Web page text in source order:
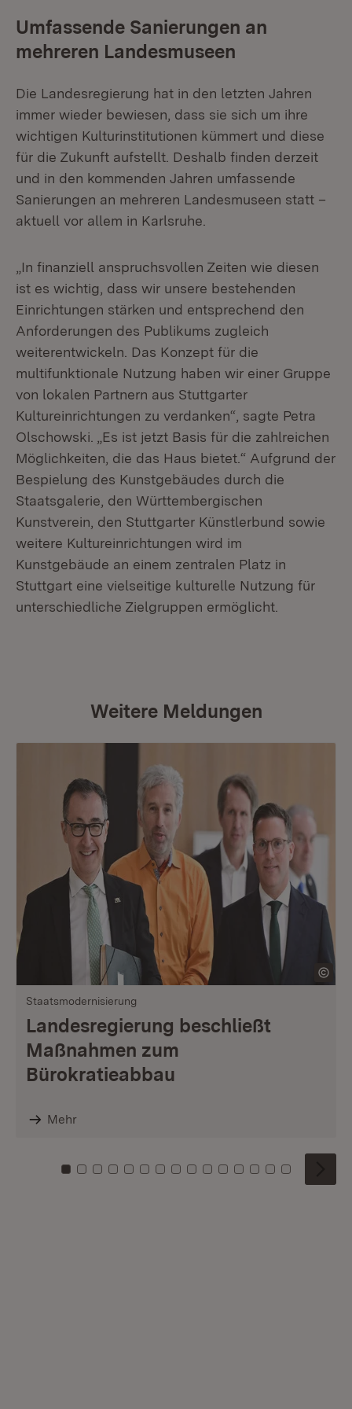
Umfassende Sanierungen an
mehreren Landesmuseen
Die Landesregierung hat in den letzten Jahren
immer wieder bewiesen, dass sie sich um ihre
wichtigen Kulturinstitutionen kümmert und diese
für die Zukunft aufstellt. Deshalb finden derzeit
und in den kommenden Jahren umfassende
Sanierungen an mehreren Landesmuseen statt –
aktuell vor allem in Karlsruhe.
„In finanziell anspruchsvollen Zeiten wie diesen
ist es wichtig, dass wir unsere bestehenden
Einrichtungen stärken und entsprechend den
Anforderungen des Publikums zugleich
weiterentwickeln. Das Konzept für die
multifunktionale Nutzung haben wir einer Gruppe
von lokalen Partnern aus Stuttgarter
Kultureinrichtungen zu verdanken“, sagte Petra
Olschowski. „Es ist jetzt Basis für die zahlreichen
Möglichkeiten, die das Haus bietet.“ Aufgrund der
Bespielung des Kunstgebäudes durch die
Staatsgalerie, den Württembergischen
Kunstverein, den Stuttgarter Künstlerbund sowie
weitere Kultureinrichtungen wird im
Kunstgebäude an einem zentralen Platz in
Stuttgart eine vielseitige kulturelle Nutzung für
unterschiedliche Zielgruppen ermöglicht.
Weitere Meldungen
Staatsmodernisierung
Landesregierung beschließt
Maßnahmen zum
Bürokratieabbau
Mehr
Zu Kachel: 0
Zu Kachel: 1
Zu Kachel: 2
Zu Kachel: 3
Zu Kachel: 4
Zu Kachel: 5
Zu Kachel: 6
Zu Kachel: 7
Zu Kachel: 8
Zu Kachel: 9
Zu Kachel: 10
Zu Kachel: 11
Zu Kachel: 12
Zu Kachel:
Zu